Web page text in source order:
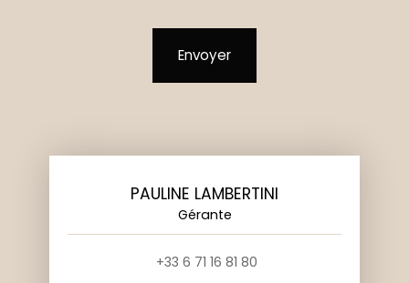
Envoyer
PAULINE LAMBERTINI
Gérante
+33 6 71 16 81 80